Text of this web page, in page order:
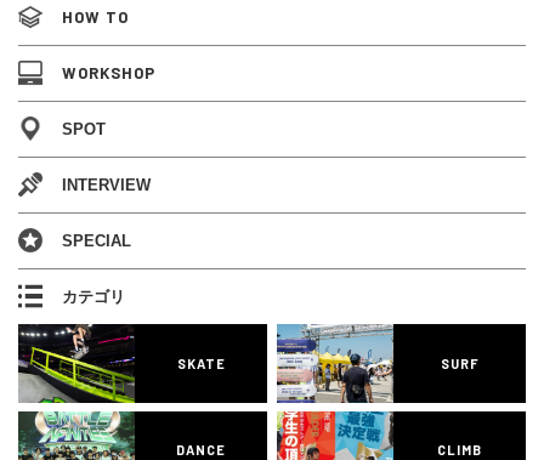
HOW TO
WORKSHOP
SPOT
INTERVIEW
SPECIAL
カテゴリ
SKATE SURF
DANCE CLIMB